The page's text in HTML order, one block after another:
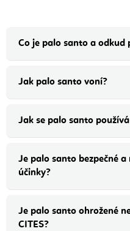
Co je palo santo a odkud
Jak palo santo voní?
Jak se palo santo
Je palo santo bezpečné
účinky?
Je palo santo ohrožené
CITES?